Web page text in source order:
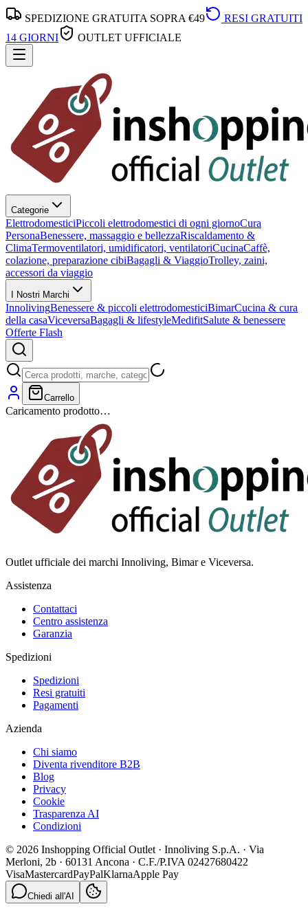
SPEDIZIONE GRATUITA SOPRA €49
RESI GRATUITI
14 GIORNI
OUTLET UFFICIALE
Categorie
ElettrodomesticiPiccoli elettrodomestici di ogni giornoCura
PersonaBenessere, massaggio e bellezzaRiscaldamento &
ClimaTermoventilatori, umidificatori, ventilatoriCucinaCaffè,
colazione, preparazione cibiBagagli & ViaggioTrolley, zaini,
accessori da viaggio
I Nostri Marchi
InnolivingBenessere & piccoli elettrodomesticiBimarCucina & cura
della casaViceversaBagagli & lifestyleMedifitSalute & benessere
Offerte Flash
Carrello
Caricamento prodotto…
Outlet ufficiale dei marchi Innoliving, Bimar e Viceversa.
Assistenza
Contattaci
Centro assistenza
Garanzia
Spedizioni
Spedizioni
Resi gratuiti
Pagamenti
Azienda
Chi siamo
Diventa rivenditore B2B
Blog
Privacy
Cookie
Trasparenza AI
Condizioni
© 2026 Inshopping Official Outlet · Innoliving S.p.A. · Via
Merloni, 2b · 60131 Ancona · C.F./P.IVA 02427680422
VisaMastercardPayPalKlarnaApple Pay
Chiedi all'AI